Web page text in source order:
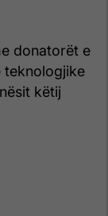
donatorët e
teknologjike
këtij